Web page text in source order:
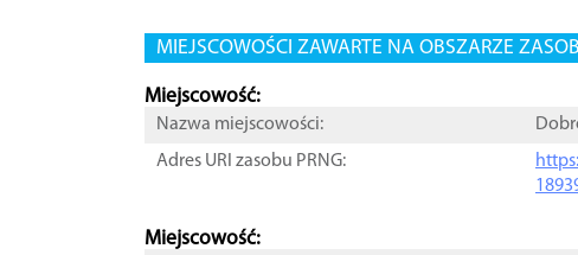
MIEJSCOWOŚCI ZAWARTE NA OBSZARZE
Miejscowość:
Nazwa miejscowości:
Adres URI zasobu PRNG:
Miejscowość: